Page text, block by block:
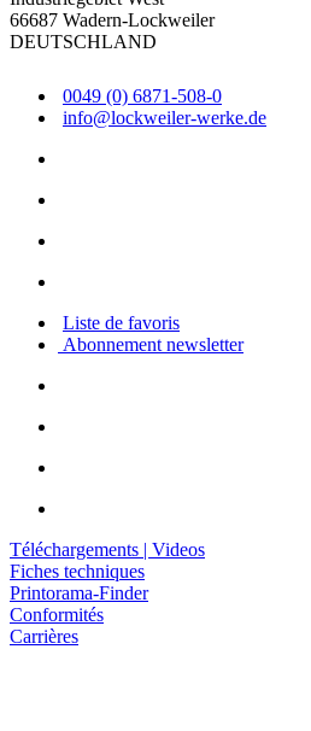
66687 Wadern-Lockweiler
DEUTSCHLAND
0049 (0) 6871-508-0
info@lockweiler-werke.de
Liste de favoris
Abonnement newsletter
Téléchargements | Videos
Fiches techniques
Printorama-Finder
Conformités
Carrières